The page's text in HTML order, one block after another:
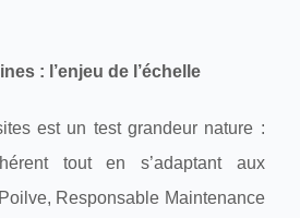
: l’enjeu de l’échelle
est un test grandeur nature :
tout en s’adaptant aux
Responsable Maintenance